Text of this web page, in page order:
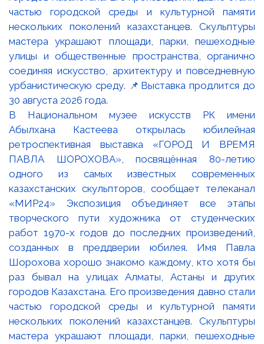
В Национальном музее искусств РК имени
Абылхана Кастеева открылась юбилейная
ретроспективная выставка «ГОРОД И ВРЕМЯ
ПАВЛА ШОРОХОВА», посвящённая 80-летию
одного из самых известных современных
казахстанских скульпторов, сообщает телеканал
«МИР24» Экспозиция объединяет все этапы
творческого пути художника от студенческих
работ 1970-х годов до последних произведений,
созданных в преддверии юбилея. Имя Павла
Шорохова хорошо знакомо каждому, кто хотя бы
раз бывал на улицах Алматы, Астаны и других
городов Казахстана. Его произведения давно стали
частью городской среды и культурной памяти
нескольких поколений казахстанцев. Скульптуры
мастера украшают площади, парки, пешеходные